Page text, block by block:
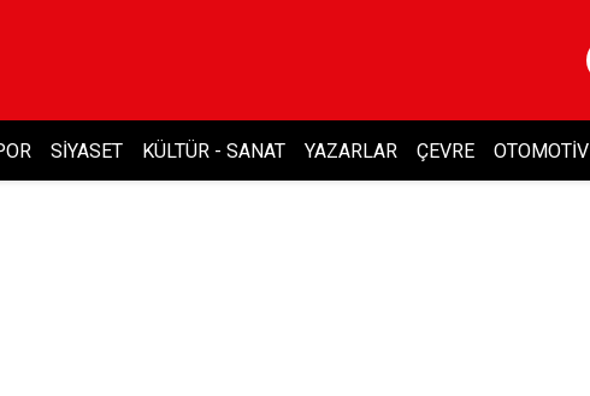
SIYASET KÜLTÜR - SANAT YAZARLAR ÇEVRE OTOMOTIV